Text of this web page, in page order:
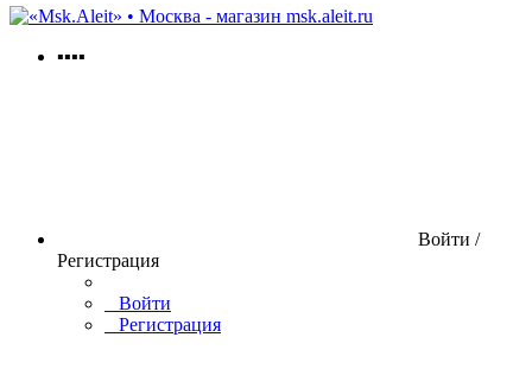
msk.aleit.ru
▪▪▪▪
Войти /
Регистрация
Войти
Регистрация